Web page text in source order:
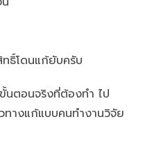
ทธิ์โดนแก้ยับครับ
นตอนจริงที่ต้องทำ ไป
างแก้แบบคนทำงานวิจัย